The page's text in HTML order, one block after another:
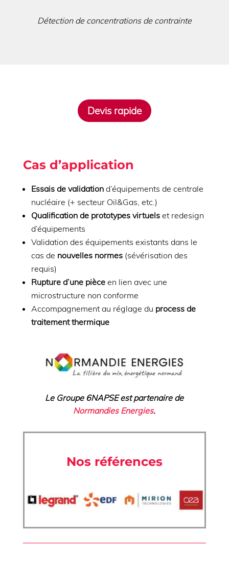
Détection de concentrations de contrainte
Devis rapide
Cas d’application
Essais de validationd’équipements de centrale
nucléaire (+ secteur Oil&Gas, etc.)
Qualification de prototypes virtuelset redesign
d’équipements
Validation des équipements existants dans le
cas de nouvelles normes(sévérisation des
requis)
Rupture d’une pièceen lien avec une
microstructure non conforme
Accompagnement au réglage du process de
traitement thermique
Le Groupe 6NAPSE est partenaire de
Normandies Energies.
Nos références